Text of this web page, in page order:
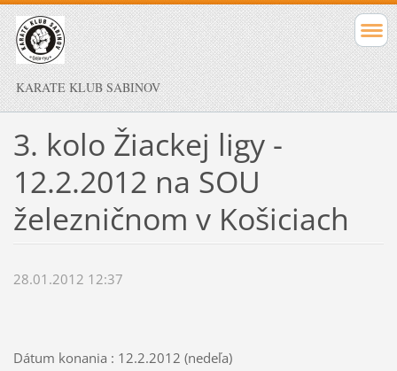
KARATE KLUB SABINOV
3. kolo Žiackej ligy -
12.2.2012 na SOU
železničnom v Košiciach
28.01.2012 12:37
Dátum konania : 12.2.2012 (nedeľa)